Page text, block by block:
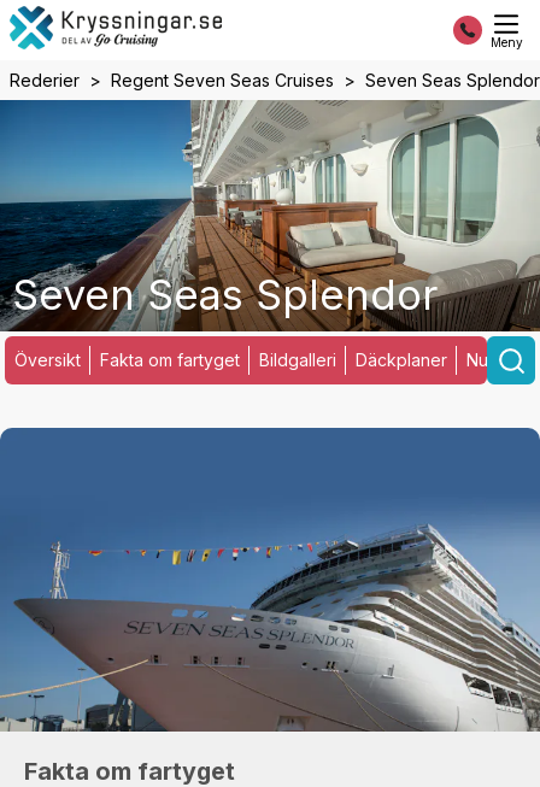
Meny
Rederier Regent Seven Seas Cruises Seven Seas Splendor
Seven Seas Splendor
Översikt Fakta om fartyget Bildgalleri Däckplaner
Fakta om fartyget